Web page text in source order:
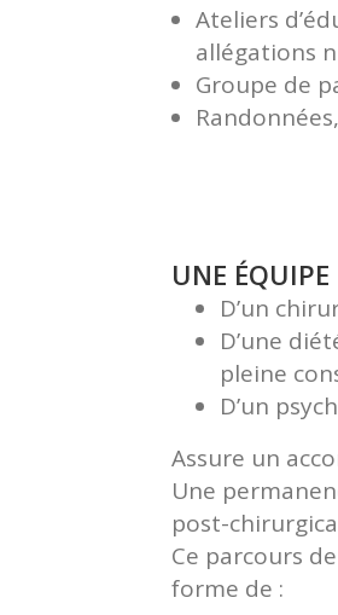
Ateliers
allégations
Groupe de
UNE
D’un
D’une
pleine
D’un
Assure un
Une
post-
Ce parcours
forme de :